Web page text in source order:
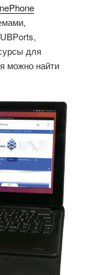
для
можно найти